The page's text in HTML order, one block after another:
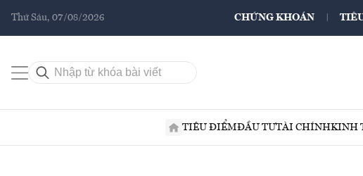
Thứ Sáu, 07/08/2026 CHỨNG KHOÁN
TIÊU ĐIỂMĐẦU TƯTÀI CHÍNHKINH